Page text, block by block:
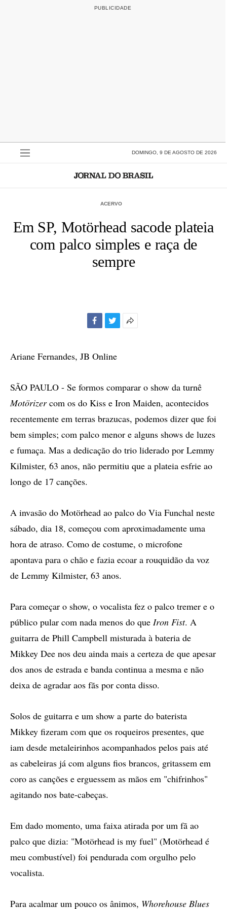
DOMINGO, 9 DE AGOSTO DE 2026
ACERVO
Em SP, Motörhead sacode plateia
com palco simples e raça de
sempre
Ariane Fernandes, JB Online
SÃO PAULO - Se formos comparar o show da turnê
Motörizercom os do Kiss e Iron Maiden, acontecidos
recentemente em terras brazucas, podemos dizer que foi
bem simples; com palco menor e alguns shows de luzes
e fumaça. Mas a dedicação do trio liderado por Lemmy
Kilmister, 63 anos, não permitiu que a plateia esfrie ao
longo de 17 canções.
A invasão do Motörhead ao palco do Via Funchal neste
sábado, dia 18, começou com aproximadamente uma
hora de atraso. Como de costume, o microfone
apontava para o chão e fazia ecoar a rouquidão da voz
de Lemmy Kilmister, 63 anos.
Para começar o show, o vocalista fez o palco tremer e o
público pular com nada menos do que Iron Fist. A
guitarra de Phill Campbell misturada à bateria de
Mikkey Dee nos deu ainda mais a certeza de que apesar
dos anos de estrada e banda continua a mesma e não
deixa de agradar aos fãs por conta disso.
Solos de guitarra e um show a parte do baterista
Mikkey fizeram com que os roqueiros presentes, que
iam desde metaleirinhos acompanhados pelos pais até
as cabeleiras já com alguns fios brancos, gritassem em
coro as canções e erguessem as mãos em "chifrinhos"
agitando nos bate-cabeças.
Em dado momento, uma faixa atirada por um fã ao
palco que dizia: "Motörhead is my fuel" (Motörhead é
meu combustível) foi pendurada com orgulho pelo
vocalista.
Para acalmar um pouco os ânimos, Whorehouse Blues